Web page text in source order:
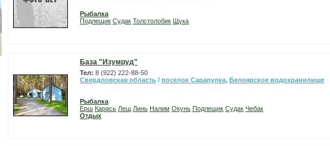
Рыбалка
Подлещик Судак Толстолобик Щука
База "Изумруд"
Тел: 8 (922) 222-88-50
Свердловская область / поселок Сарапулка, Белоярское водохранилище
Рыбалка
Ерш Карась Лещ Линь Налим Окунь Подлещик Судак Чебак
Отдых